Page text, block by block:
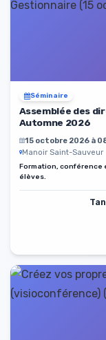
Séminaire
Assemblée des
Automne 2026
15 octobre 2026 à
Manoir Saint-Sauveur
Formation, conférence
élèves.